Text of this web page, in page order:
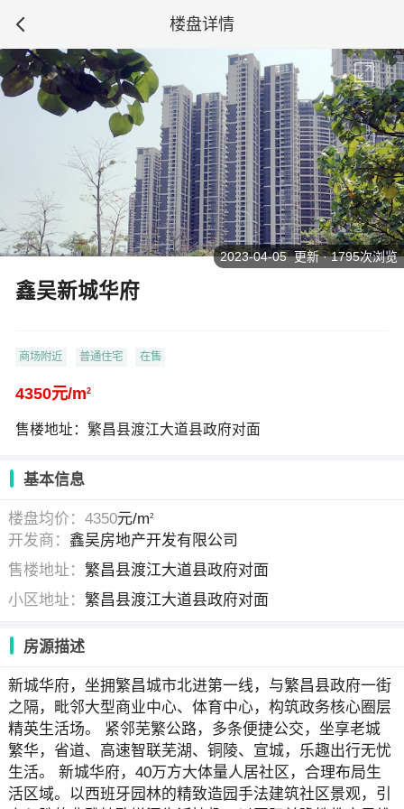
楼盘详情
鑫吴新城华府
商场附近 普通住宅 在售
4350元/m2
售楼地址：繁昌县渡江大道县政府对面
2023-04-05 更新 · 1795次浏览
基本信息
楼盘均价：4350元/m2
开发商：鑫吴房地产开发有限公司
售楼地址：繁昌县渡江大道县政府对面
小区地址：繁昌县渡江大道县政府对面
房源描述
新城华府，坐拥繁昌城市北进第一线，与繁昌县政府一街
之隔，毗邻大型商业中心、体育中心，构筑政务核心圈层
精英生活场。 紧邻芜繁公路，多条便捷公交，坐享老城
繁华，省道、高速智联芜湖、铜陵、宣城，乐趣出行无忧
生活。 新城华府，40万方大体量人居社区，合理布局生
活区域。以西班牙园林的精致造园手法建筑社区景观，引